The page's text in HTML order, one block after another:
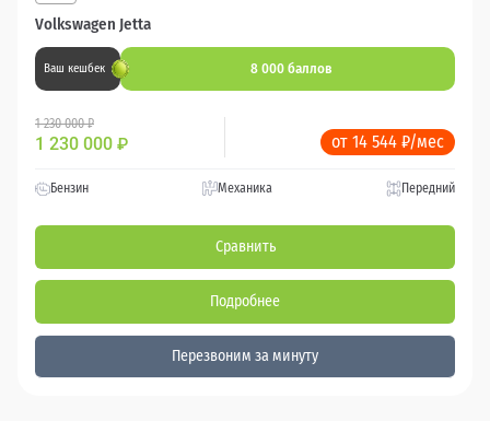
Volkswagen Jetta
Ваш кешбек 8 000 баллов
1 230 000 ₽
1 230 000 ₽ от 14 544 ₽/мес
Бензин Механика Передний
Сравнить
Подробнее
Перезвоним за минуту